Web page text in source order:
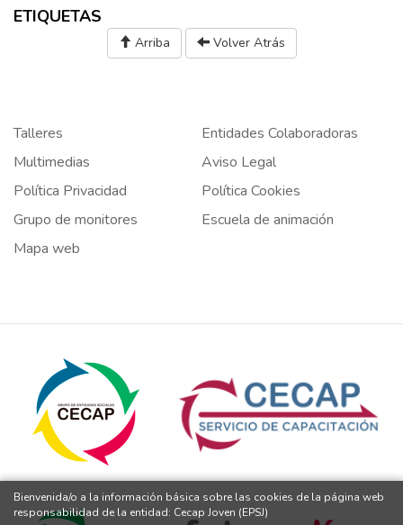
ETIQUETAS
Arriba Volver Atrás
Talleres
Entidades Colaboradoras
Multimedias
Aviso Legal
Política Privacidad
Política Cookies
Grupo de monitores
Escuela de animación
Mapa web
Bienvenida/o a la información básica sobre las cookies de la página web
responsabilidad de la entidad: Cecap Joven (EPSJ)